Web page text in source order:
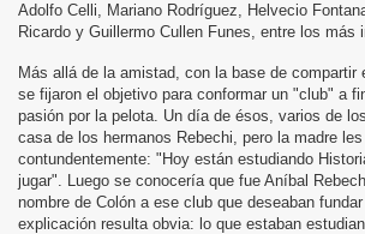
Adolfo Celli, Mariano Rodríguez, Helvecio
Ricardo y Guillermo Cullen Funes, entre los más
Más allá de la amistad, con la base de compartir
se fijaron el objetivo para conformar un "club" a
pasión por la pelota. Un día de ésos, varios de
casa de los hermanos Rebechi, pero la madre
contundentemente: "Hoy están estudiando
jugar". Luego se conocería que fue Aníbal
nombre de Colón a ese club que deseaban
explicación resulta obvia: lo que estaban